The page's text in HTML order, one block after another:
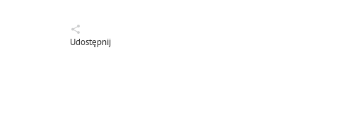
Udostępnij